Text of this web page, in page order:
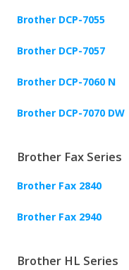
Brother DCP-7055
Brother DCP-7057
Brother DCP-7060 N
Brother DCP-7070 DW
Brother Fax Series
Brother Fax 2840
Brother Fax 2940
Brother HL Series